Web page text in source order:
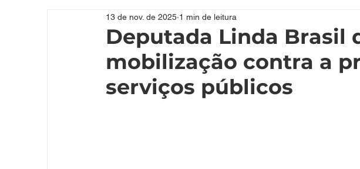
Deputada Linda Brasil
mobilização contra a
serviços públicos
13 de nov. de 2025 1 min de leitura